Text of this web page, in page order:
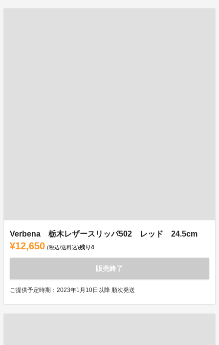
Verbena 栃木レザースリッパ502 レッド 24.5cm
¥12,650 (税込/送料込)残り4
販売終了
ご提供予定時期：2023年1月10日以降 順次発送